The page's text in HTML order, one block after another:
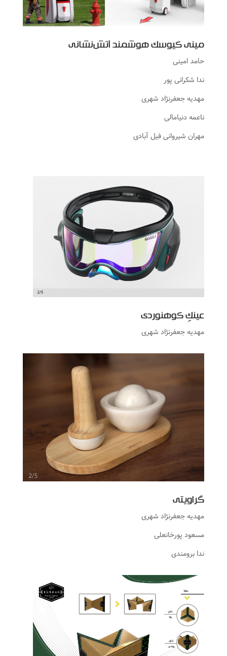
مینی کیوسک هوشمند آتش‌نشانی
حامد امینی
ندا شکرانی پور
مهدیه جعفرنژاد شهری
ناعمه دنیامالی
مهران شیروانی فیل آبادی
عینکِ کوهنوردی
مهدیه جعفرنژاد شهری
گراویتی
مهدیه جعفرنژاد شهری
مسعود پورخانعلی
ندا برومندی